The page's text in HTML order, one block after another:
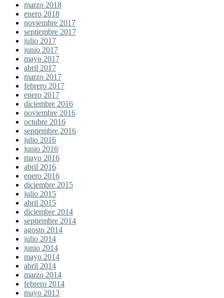
marzo 2018
enero 2018
noviembre 2017
septiembre 2017
julio 2017
junio 2017
mayo 2017
abril 2017
marzo 2017
febrero 2017
enero 2017
diciembre 2016
noviembre 2016
octubre 2016
septiembre 2016
julio 2016
junio 2016
mayo 2016
abril 2016
enero 2016
diciembre 2015
julio 2015
abril 2015
diciembre 2014
septiembre 2014
agosto 2014
julio 2014
junio 2014
mayo 2014
abril 2014
marzo 2014
febrero 2014
mayo 2013